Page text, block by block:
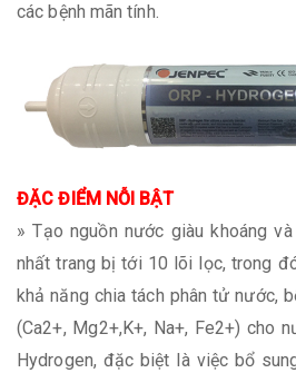
các bệnh mãn tính.
ĐẶC ĐIỂM NỖI BẬT
» Tạo nguồn nước giàu khoáng
nhất trang bị tới 10 lõi lọc, trong
khả năng chia tách phân tử nước,
(Ca2+, Mg2+,K+, Na+, Fe2+) cho
Hydrogen, đặc biệt là việc bổ